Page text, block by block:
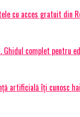
cu acces gratuit din
complet pentru
artificială îți cunosc